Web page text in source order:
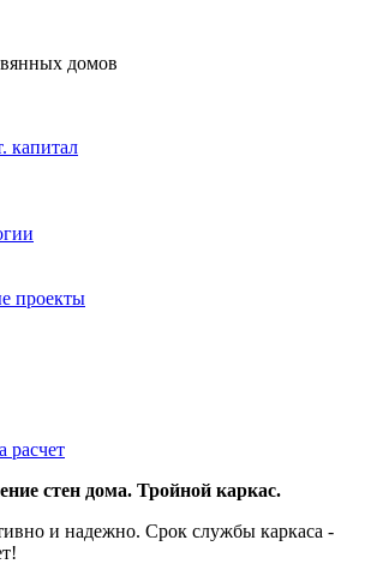
домов
капитал
проекты
расчет
стен дома. Тройной каркас.
и надежно. Срок службы каркаса -